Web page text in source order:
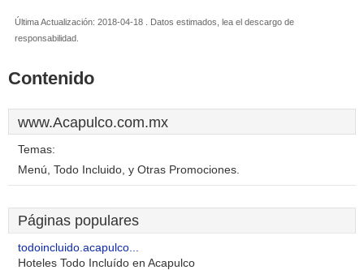
Última Actualización: 2018-04-18 . Datos estimados, lea el descargo de
responsabilidad.
Contenido
www.Acapulco.com.mx
Temas:
Menú, Todo Incluido, y Otras Promociones.
Páginas populares
todoincluido.acapulco...
Hoteles Todo Incluído en Acapulco